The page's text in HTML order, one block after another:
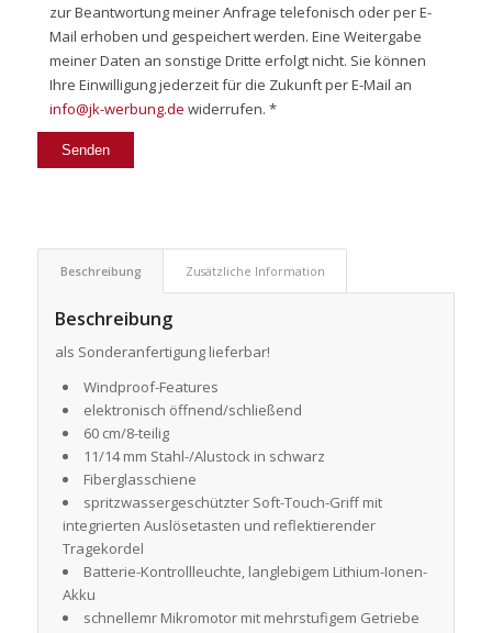
zur Beantwortung meiner Anfrage telefonisch oder per E-
Mail erhoben und gespeichert werden. Eine Weitergabe
meiner Daten an sonstige Dritte erfolgt nicht. Sie können
Ihre Einwilligung jederzeit für die Zukunft per E-Mail an
info@jk-werbung.de widerrufen. *
Beschreibung Zusätzliche Information
Beschreibung
als Sonderanfertigung lieferbar!
Windproof-Features
elektronisch öffnend/schließend
60 cm/8-teilig
11/14 mm Stahl-/Alustock in schwarz
Fiberglasschiene
spritzwassergeschützter Soft-Touch-Griff mit
integrierten Auslösetasten und reflektierender
Tragekordel
Batterie-Kontrollleuchte, langlebigem Lithium-Ionen-
Akku
schnellemr Mikromotor mit mehrstufigem Getriebe